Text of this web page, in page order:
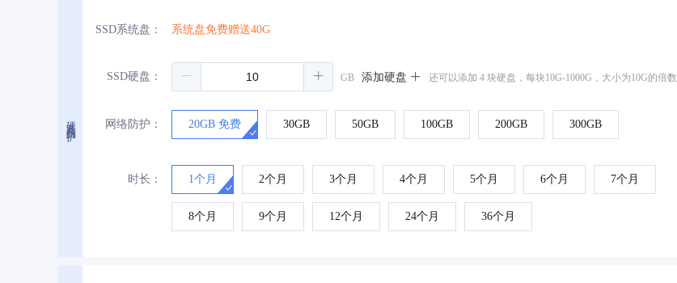
硬盘与防护
SSD系统盘： 系统盘免费赠送40G
SSD硬盘： GB 添加硬盘 还可以添加 4 块硬盘，每块10G-1000G，大小为10G的倍数
网络防护： 20GB 免费 30GB 50GB 100GB 200GB 300GB
时长： 1个月 2个月 3个月 4个月 5个月 6个月 7个月
8个月 9个月 12个月 24个月 36个月